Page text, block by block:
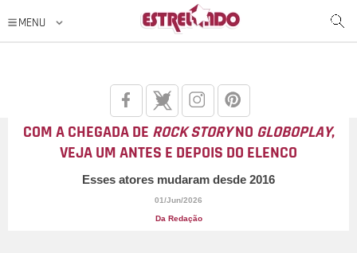
COM A CHEGADA DE ROCK STORYNO GLOBOPLAY,
VEJA UM ANTES E DEPOIS DO ELENCO
Esses atores mudaram desde 2016
01/Jun/2026
Da Redação